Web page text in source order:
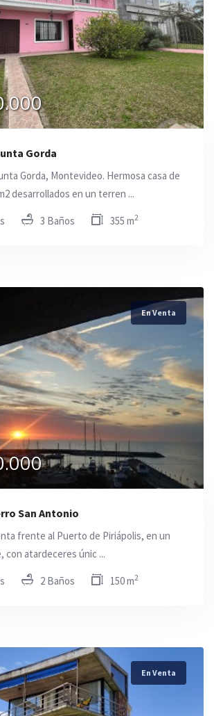
Gorda
Gorda, Montevideo. Hermosa casa de
desarrollados en un terren ...
3 Baños 355 m2
En Venta
San Antonio
frente al Puerto de Piriápolis, en un
con atardeceres únic ...
2 Baños 150 m2
En Venta